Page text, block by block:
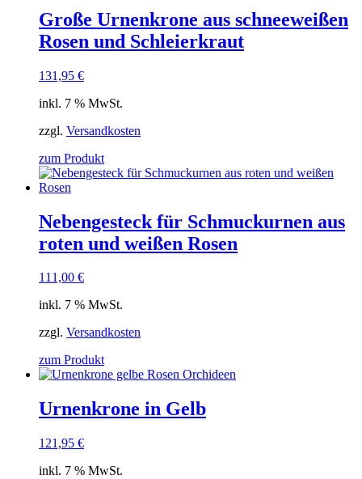
Große Urnenkrone aus schneeweißen
Rosen und Schleierkraut
131,95 €
inkl. 7 % MwSt.
zzgl. Versandkosten
zum Produkt
Nebengesteck für Schmuckurnen aus
roten und weißen Rosen
111,00 €
inkl. 7 % MwSt.
zzgl. Versandkosten
zum Produkt
Urnenkrone in Gelb
121,95 €
inkl. 7 % MwSt.